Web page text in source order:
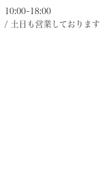
10:00~18:00
/ 土日も営業しております